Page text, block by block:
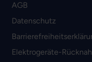
AGB
Datenschutz
Elektrogeräte-